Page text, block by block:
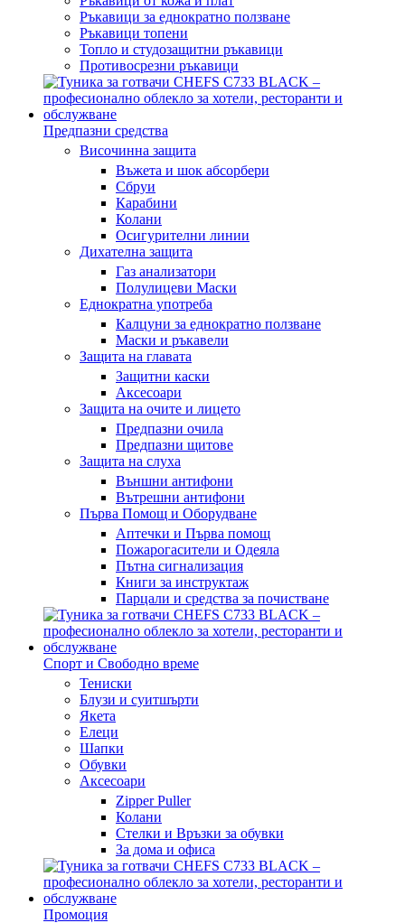
Ръкавици за еднократно ползване
Ръкавици топени
Топло и студозащитни ръкавици
Противосрезни ръкавици
Предпазни средства
Височинна защита
Въжета и шок абсорбери
Сбруи
Карабини
Колани
Осигурителни линии
Дихателна защита
Газ анализатори
Полулицеви Маски
Еднократна употреба
Калцуни за еднократно ползване
Маски и ръкавели
Защита на главата
Защитни каски
Аксесоари
Защита на очите и лицето
Предпазни очила
Предпазни щитове
Защита на слуха
Външни антифони
Вътрешни антифони
Първа Помощ и Оборудване
Аптечки и Първа помощ
Пожарогасители и Одеяла
Пътна сигнализация
Книги за инструктаж
Парцали и средства за почистване
Спорт и Свободно време
Тениски
Блузи и суитшърти
Якета
Елеци
Шапки
Обувки
Аксесоари
Zipper Puller
Колани
Стелки и Връзки за обувки
За дома и офиса
Промоция